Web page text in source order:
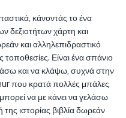
κάνοντάς το ένα
δεξιοτήτων χάρτη και
και αλληλεπιδραστικό
τοποθεσίες. Είναι ένα σπάνιο
και να κλάψω, συχνά στην
που κρατά πολλές μπάλες
να με κάνει να γελάσω
ιστορίας βιβλία δωρεάν